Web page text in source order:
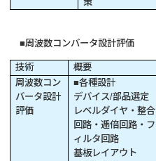
■周波数コンバータ設計評価
技術 概要
周波数コン
バータ設計
評価
■各種設計
デバイス/部品選定
レベルダイヤ・整合
回路・逓倍回路・フ
ィルタ回路
基板レイアウト